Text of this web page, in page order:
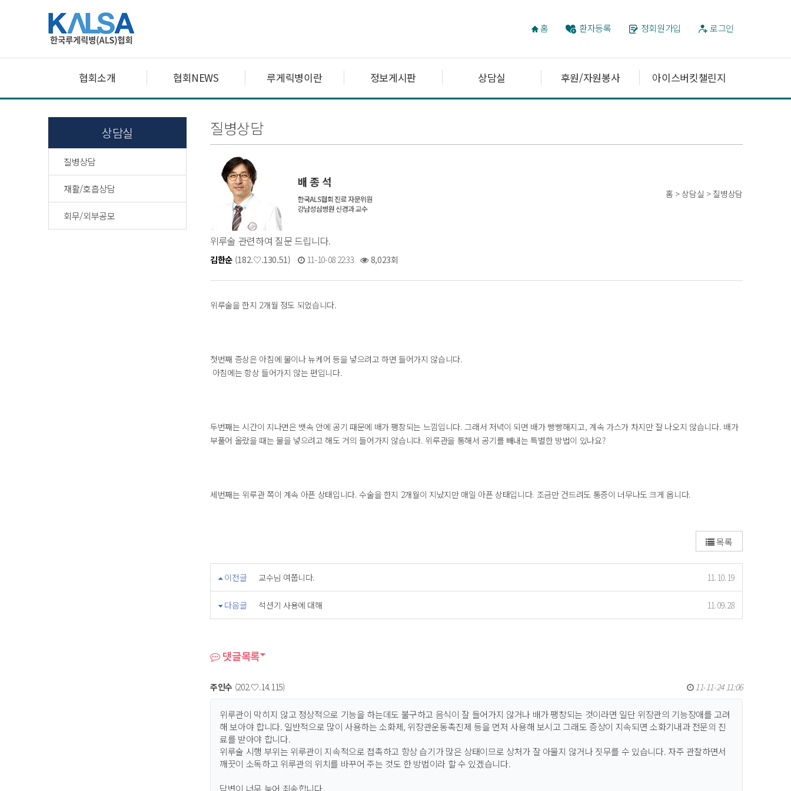
홈 환자등록 정회원가입 로그인
협회소개 협회NEWS 루게릭병이란 정보게시판 상담실 후원/자원봉사 아이스버킷챌린지
상담실
질병상담
재활/호흡상담
회무/외부공모
질병상담
홈 > 상담실 > 질병상담
위루술 관련하여 질문 드립니다.
김한순(182.♡.130.51) 11-10-08 22:33 8,023회
위루술을 한지 2개월 정도 되었습니다.
첫번째 증상은 아침에 물이나 뉴케어 등을 넣으려고 하면 들어가지 않습니다.
아침에는 항상 들어가지 않는 편입니다.
두번째는 시간이 지나면은 뱃속 안에 공기 때문에 배가 팽창되는 느낌입니다. 그래서 저녁이 되면 배가 빵빵해지고, 계속 가스가 차지만 잘 나오지 않습니다. 배가
부풀어 올랐을 때는 물을 넣으려고 해도 거의 들어가지 않습니다. 위루관을 통해서 공기를 빼내는 특별한 방법이 있나요?
세번째는 위루관 쪽이 계속 아픈 상태입니다. 수술을 한지 2개월이 지났지만 매일 아픈 상태입니다. 조금만 건드려도 통증이 너무나도 크게 옵니다.
목록
이전글 교수님 여쭙니다. 11.10.19
다음글 석션기 사용에 대해 11.09.28
댓글목록
주인수 (202.♡.14.115) 11-11-24 11:06
위루관이 막히지 않고 정상적으로 기능을 하는데도 불구하고 음식이 잘 들어가지 않거나 배가 팽창되는 것이라면 일단 위장관의 기능장애를 고려
해 보아야 합니다. 일반적으로 많이 사용하는 소화제, 위장관운동촉진제 등을 먼저 사용해 보시고 그래도 증상이 지속되면 소화기내과 전문의 진
료를 받아야 합니다.
위루술 시행 부위는 위루관이 지속적으로 접촉하고 항상 습기가 많은 상태이므로 상처가 잘 아물지 않거나 짓무를 수 있습니다. 자주 관찰하면서
깨끗이 소독하고 위루관의 위치를 바꾸어 주는 것도 한 방법이라 할 수 있겠습니다.
답변이 너무 늦어 죄송합니다.